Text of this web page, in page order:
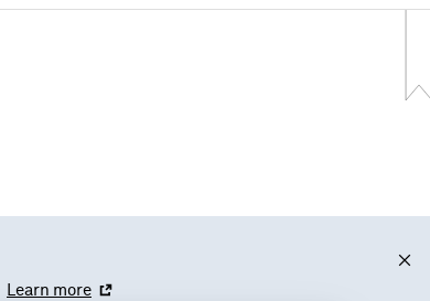
Learn more